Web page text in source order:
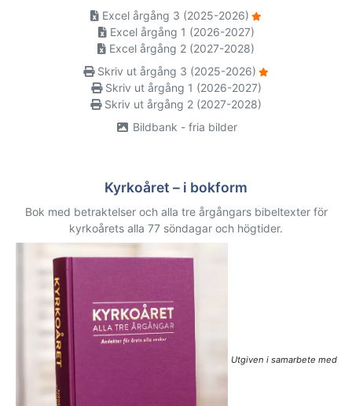
Excel årgång 3 (2025-2026)
Excel årgång 1 (2026-2027)
Excel årgång 2 (2027-2028)
Skriv ut årgång 3 (2025-2026)
Skriv ut årgång 1 (2026-2027)
Skriv ut årgång 2 (2027-2028)
Bildbank - fria bilder
Kyrkoåret – i bokform
Bok med betraktelser och alla tre årgångars bibeltexter för
kyrkoårets alla 77 söndagar och högtider.
Utgiven i samarbete med